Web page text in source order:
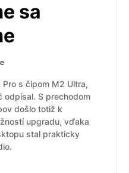
sa
s čipom M2 Ultra,
S prechodom
došlo totiž k
upgradu, vďaka
stal prakticky